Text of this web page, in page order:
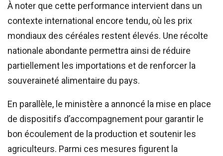
À noter que cette performance intervient dans un
contexte international encore tendu, où les prix
mondiaux des céréales restent élevés. Une récolte
nationale abondante permettra ainsi de réduire
partiellement les importations et de renforcer la
souveraineté alimentaire du pays.
En parallèle, le ministère a annoncé la mise en place
de dispositifs d’accompagnement pour garantir le
bon écoulement de la production et soutenir les
agriculteurs. Parmi ces mesures figurent la